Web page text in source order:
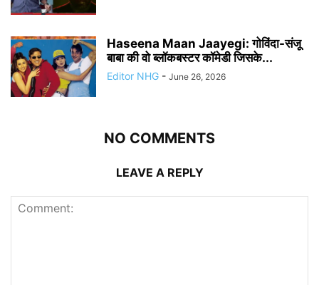
Haseena Maan Jaayegi: गोविंदा-संजू
बाबा की वो ब्लॉकबस्टर कॉमेडी जिसके...
Editor NHG - June 26, 2026
NO COMMENTS
LEAVE A REPLY